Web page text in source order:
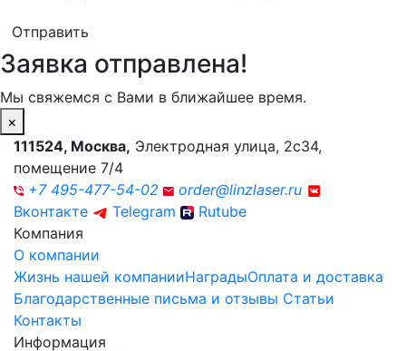
Отправить
Заявка отправлена!
Мы свяжемся с Вами в ближайшее время.
×
111524, Москва, Электродная улица, 2с34,
помещение 7/4
+7 495-477-54-02
order@linzlaser.ru
Вконтакте
Telegram
Rutube
Компания
О компании
Жизнь нашей компанииНаградыОплата и доставка
Благодарственные письма и отзывы Статьи
Контакты
Информация